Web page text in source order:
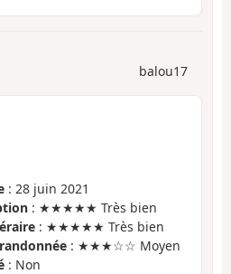
balou17
: 28 juin 2021
: ★★★★★ Très bien
: ★★★★★ Très bien
: ★★★☆☆ Moyen
: Non